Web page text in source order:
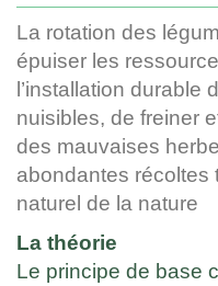
La rotation des
épuiser les
l’installation durable
nuisibles, de freiner
des mauvaises
abondantes récoltes
naturel de la nature
La théorie
Le principe de base